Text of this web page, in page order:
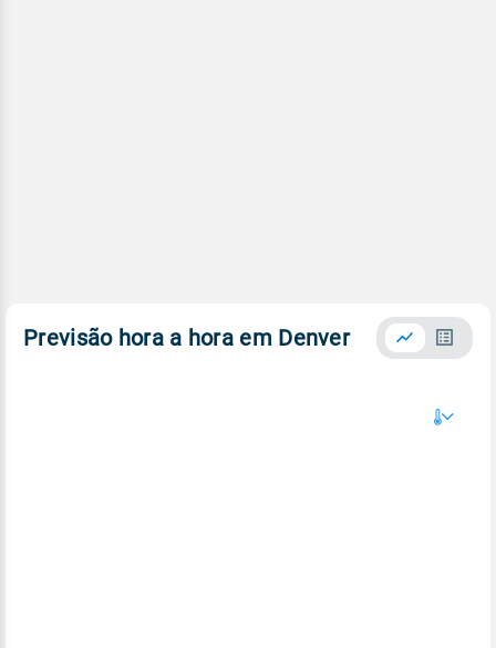
Previsão hora a hora em Denver